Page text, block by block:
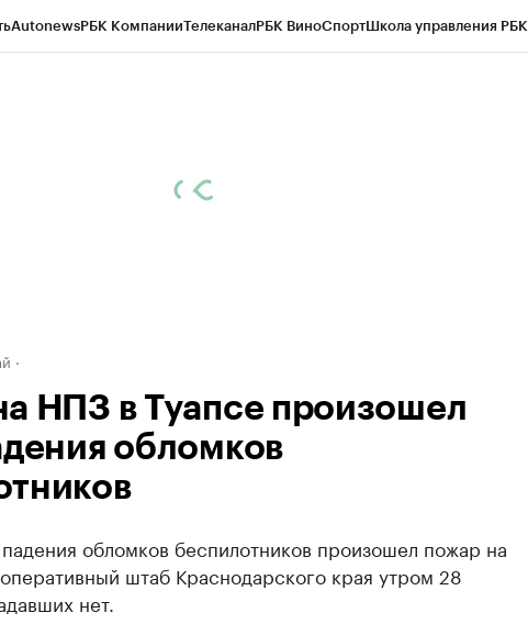
AutonewsРБК КомпанииТелеканалРБК ВиноСпортШкола управления РБК
НПЗ в Туапсе произошел
обломков
обломков беспилотников произошел пожар на
штаб Краснодарского края утром 28
нет.